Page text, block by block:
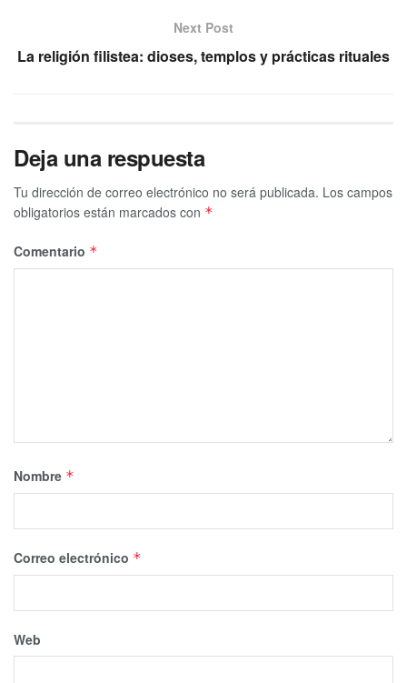
Next Post
La religión filistea: dioses, templos y prácticas rituales
Deja una respuesta
Tu dirección de correo electrónico no será publicada. Los campos
obligatorios están marcados con *
Comentario *
Nombre *
Correo electrónico *
Web